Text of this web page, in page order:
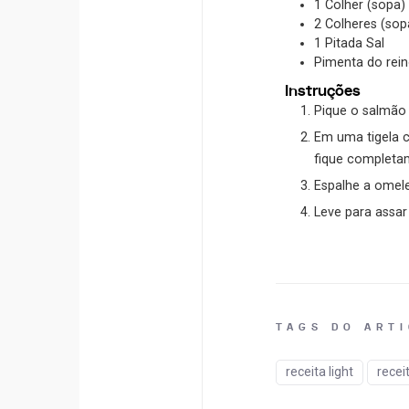
1 Colher (sopa)
2 Colheres
1 Pitada Sal
Pimenta do
Instruções
Pique o
Em uma tigela
fique
Espalhe a
Leve para
TAGS DO
receita light